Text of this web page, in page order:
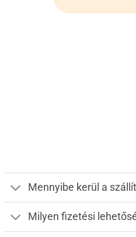
Mennyibe kerül a
Milyen fizetési